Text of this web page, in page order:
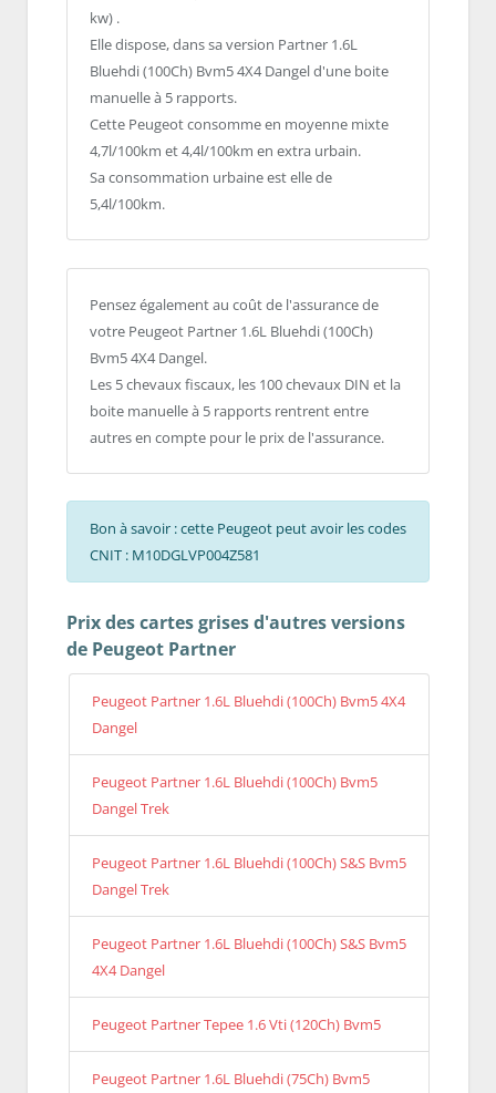
kw) .
Elle dispose, dans sa version Partner 1.6L
Bluehdi (100Ch) Bvm5 4X4 Dangel d'une boite
manuelle à 5 rapports.
Cette Peugeot consomme en moyenne mixte
4,7l/100km et 4,4l/100km en extra urbain.
Sa consommation urbaine est elle de
5,4l/100km.
Pensez également au coût de l'assurance de
votre Peugeot Partner 1.6L Bluehdi (100Ch)
Bvm5 4X4 Dangel.
Les 5 chevaux fiscaux, les 100 chevaux DIN et la
boite manuelle à 5 rapports rentrent entre
autres en compte pour le prix de l'assurance.
Bon à savoir : cette Peugeot peut avoir les codes
CNIT : M10DGLVP004Z581
Prix des cartes grises d'autres versions
de Peugeot Partner
Peugeot Partner 1.6L Bluehdi (100Ch) Bvm5 4X4
Dangel
Peugeot Partner 1.6L Bluehdi (100Ch) Bvm5
Dangel Trek
Peugeot Partner 1.6L Bluehdi (100Ch) S&S Bvm5
Dangel Trek
Peugeot Partner 1.6L Bluehdi (100Ch) S&S Bvm5
4X4 Dangel
Peugeot Partner Tepee 1.6 Vti (120Ch) Bvm5
Peugeot Partner 1.6L Bluehdi (75Ch) Bvm5